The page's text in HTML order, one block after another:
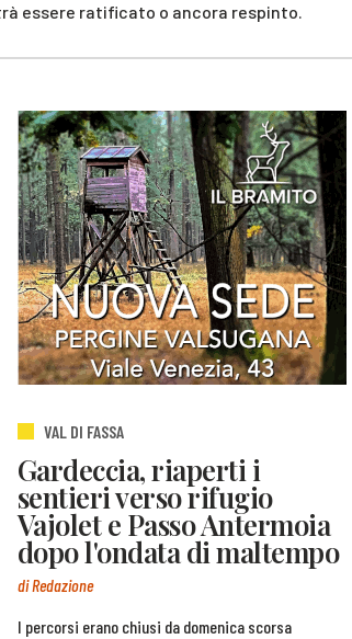
essere ratificato o ancora respinto.
VAL DI FASSA
Gardeccia, riaperti i
sentieri verso rifugio
Vajolet e Passo Antermoia
dopo l'ondata di maltempo
di Redazione
I percorsi erano chiusi da domenica scorsa